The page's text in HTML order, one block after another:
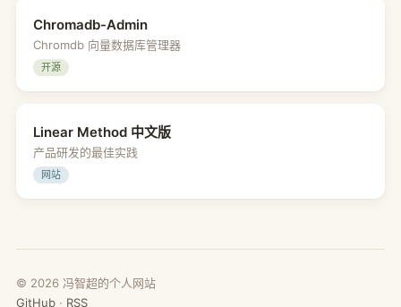
Chromadb-Admin
Chromdb 向量数据库管理器
开源
Linear Method 中文版
产品研发的最佳实践
网站
© 2026 冯智超的个人网站
GitHub · RSS